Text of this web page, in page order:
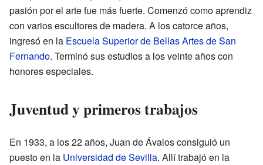
pasión por el arte fue más fuerte. Comenzó como aprendiz
con varios escultores de madera. A los catorce años,
ingresó en la Escuela Superior de Bellas Artes de San
Fernando. Terminó sus estudios a los veinte años con
honores especiales.
Juventud y primeros trabajos
En 1933, a los 22 años, Juan de Ávalos consiguió un
puesto en la Universidad de Sevilla. Allí trabajó en la